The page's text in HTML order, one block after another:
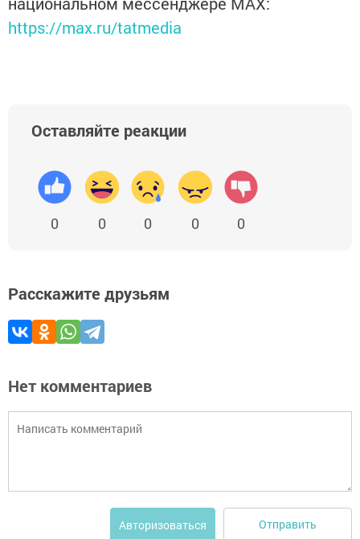
https://max.ru/tatmedia
Оставляйте реакции
0 0 0 0 0
Расскажите друзьям
Нет комментариев
Авторизоваться Отправить